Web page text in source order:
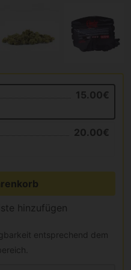
15.00€
20.00€
hinzufügen
entsprechend dem